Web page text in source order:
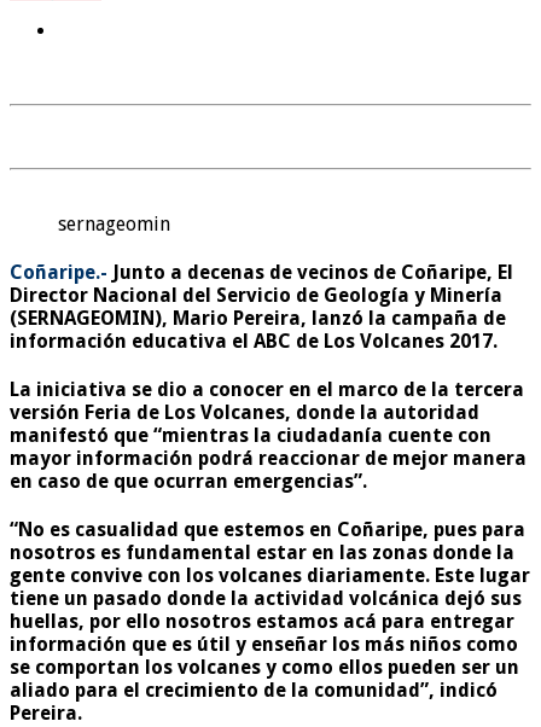
sernageomin
Coñaripe.- Junto a decenas de vecinos de Coñaripe, El
Director Nacional del Servicio de Geología y Minería
(SERNAGEOMIN), Mario Pereira, lanzó la campaña de
información educativa el ABC de Los Volcanes 2017.
La iniciativa se dio a conocer en el marco de la tercera
versión Feria de Los Volcanes, donde la autoridad
manifestó que “mientras la ciudadanía cuente con
mayor información podrá reaccionar de mejor manera
en caso de que ocurran emergencias”.
“No es casualidad que estemos en Coñaripe, pues para
nosotros es fundamental estar en las zonas donde la
gente convive con los volcanes diariamente. Este lugar
tiene un pasado donde la actividad volcánica dejó sus
huellas, por ello nosotros estamos acá para entregar
información que es útil y enseñar los más niños como
se comportan los volcanes y como ellos pueden ser un
aliado para el crecimiento de la comunidad”, indicó
Pereira.